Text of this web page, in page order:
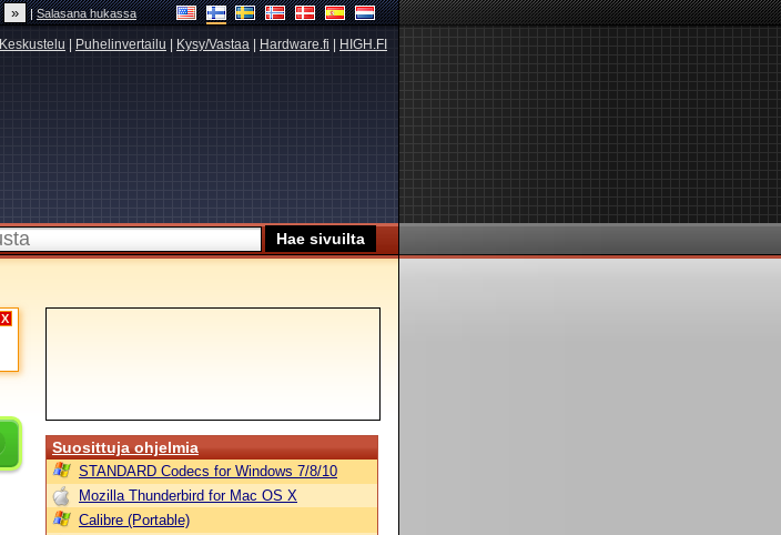
|Salasana hukassa
Keskustelu Puhelinvertailu Kysy/Vastaa Hardware.fi HIGH.FI
X
Suosittuja ohjelmia
STANDARD Codecs for Windows 7/8/10
Mozilla Thunderbird for Mac OS X
Calibre (Portable)